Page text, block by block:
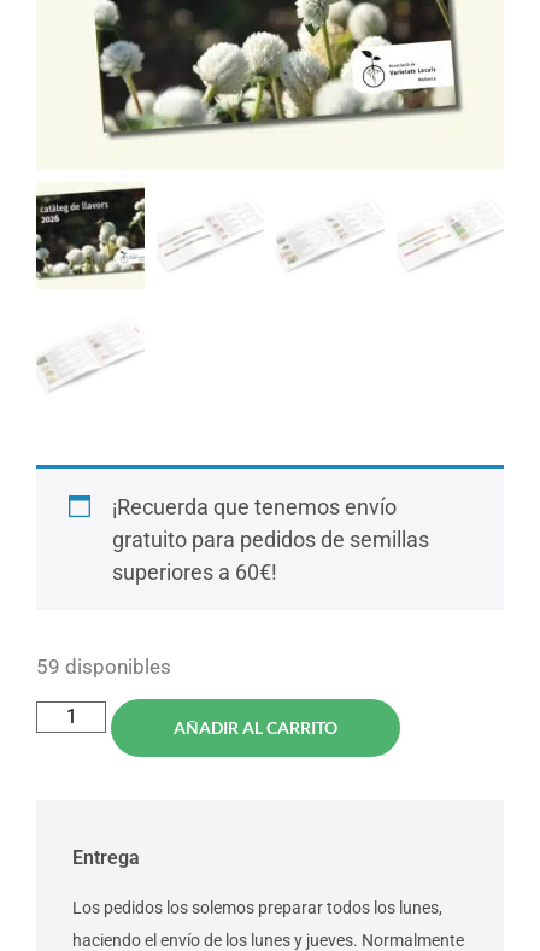
¡Recuerda que tenemos envío
gratuito para pedidos de semillas
superiores a 60€!
59 disponibles
AÑADIR AL CARRITO
Entrega
Los pedidos los solemos preparar todos los lunes,
haciendo el envío de los lunes y jueves. Normalmente